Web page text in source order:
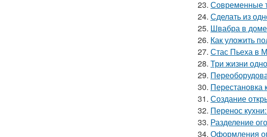
23. Современные
24. Сделать из
25. Швабра в
26. Как уложить
27. Стас Пьеха в
28. Три жизни
29.
30. Перестановка
31. Создание
32. Перенос
33. Разделение
34. Оформления